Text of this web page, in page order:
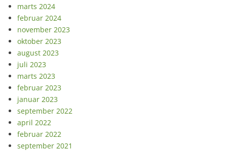
marts 2024
februar 2024
november 2023
oktober 2023
august 2023
juli 2023
marts 2023
februar 2023
januar 2023
september 2022
april 2022
februar 2022
september 2021